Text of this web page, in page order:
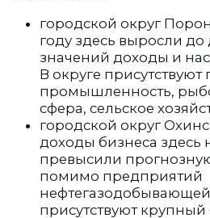
городской округ
доходы бизнеса здесь
превысили
помимо предприятий
присутствуют крупный
(Охинская ТЭЦ),
компании
Результаты исследования
сделать несколько